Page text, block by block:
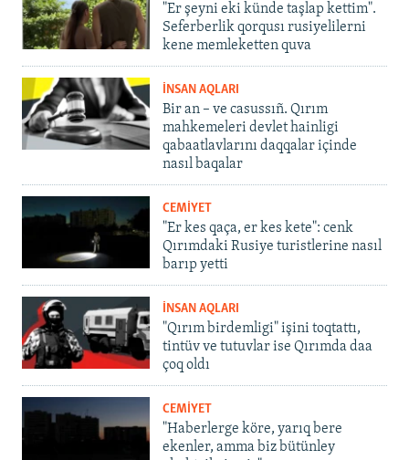
"Er şeyni eki künde taşlap kettim".
Seferberlik qorqusı rusiyelilerni
kene memleketten quva
İNSAN AQLARI
Bir an – ve casussıñ. Qırım
mahkemeleri devlet hainligi
qabaatlavlarını daqqalar içinde
nasıl baqalar
CEMİYET
"Er kes qaça, er kes kete": cenk
Qırımdaki Rusiye turistlerine nasıl
barıp yetti
İNSAN AQLARI
"Qırım birdemligi" işini toqtattı,
tintüv ve tutuvlar ise Qırımda daa
çoq oldı
CEMİYET
"Haberlerge köre, yarıq bere
ekenler, amma biz bütünley